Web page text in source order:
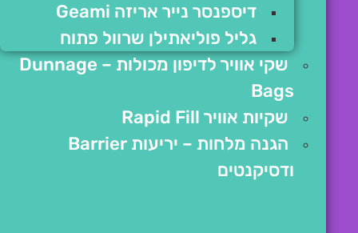
דיספנסר נייר אריזה Geami
גליל פוליאתילן שרוול פתוח
שקי אוויר לדיפון מכולות – Dunnage
Bags
שקיות אוויר Rapid Fill
הגנה מלחות – יריעות Barrier
ודסיקנטים